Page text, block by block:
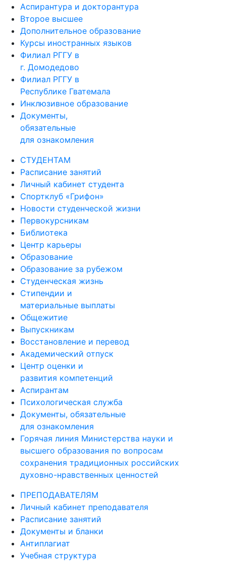
Аспирантура и докторантура
Второе высшее
Дополнительное образование
Курсы иностранных языков
Филиал РГГУ в
г. Домодедово
Филиал РГГУ в
Республике Гватемала
Инклюзивное образование
Документы,
обязательные
для ознакомления
СТУДЕНТАМ
Расписание занятий
Личный кабинет студента
Спортклуб «Грифон»
Новости студенческой жизни
Первокурсникам
Библиотека
Центр карьеры
Образование
Образование за рубежом
Студенческая жизнь
Стипендии и
материальные выплаты
Общежитие
Выпускникам
Восстановление и перевод
Академический отпуск
Центр оценки и
развития компетенций
Аспирантам
Психологическая служба
Документы, обязательные
для ознакомления
Горячая линия Министерства науки и
высшего образования по вопросам
сохранения традиционных российских
духовно-нравственных ценностей
ПРЕПОДАВАТЕЛЯМ
Личный кабинет преподавателя
Расписание занятий
Документы и бланки
Антиплагиат
Учебная структура